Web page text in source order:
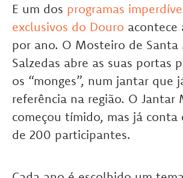
E um dos programas
exclusivos do Douro acontece
por ano. O Mosteiro de Santa
Salzedas abre as suas portas
os “monges”, num jantar que
referência na região. O Jantar
começou tímido, mas já conta
de 200 participantes.